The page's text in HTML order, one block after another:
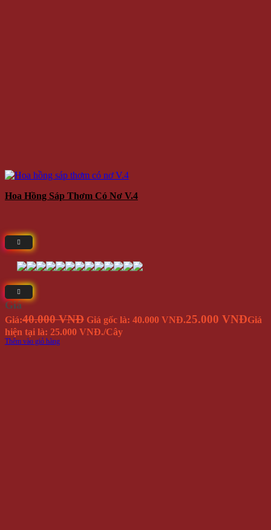
Hoa Hồng Sáp Thơm Có Nơ V.4
Giá
Giá:40.000 VNĐ Giá gốc là: 40.000 VNĐ.25.000 VNĐGiá
hiện tại là: 25.000 VNĐ./Cây
Thêm vào giỏ hàng